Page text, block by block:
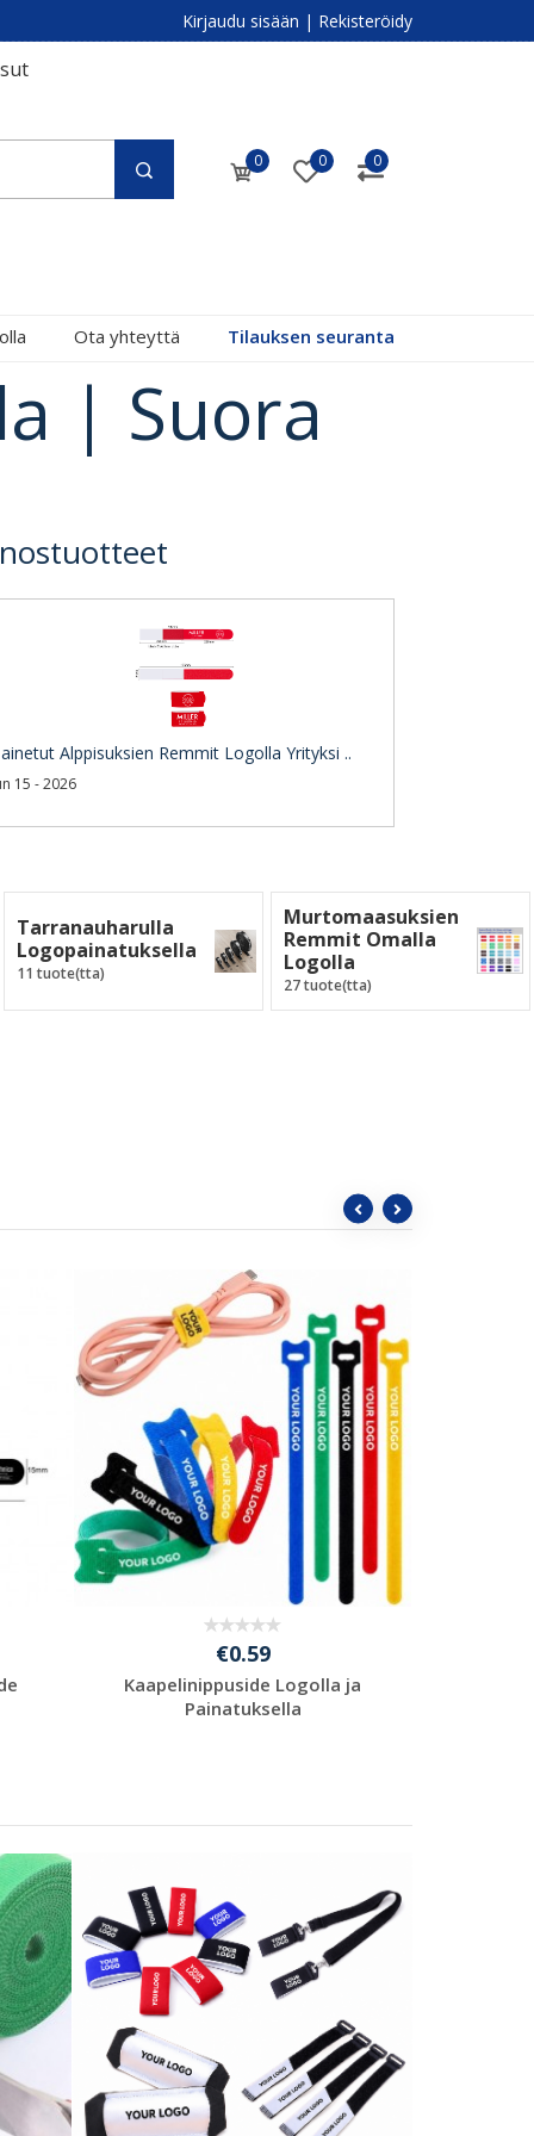
Kirjaudu sisään | Rekisteröidy
0 0 0
Ota yhteyttä Tilauksen seuranta
| Suora
Alppisuksien Remmit Logolla Yrityksi ..
15 - 2026
Tarranauharulla
Logopainatuksella
11 tuote(tta)
Murtomaasuksien
Remmit Omalla
Logolla
27 tuote(tta)
€0.59
Kaapelinippuside Logolla ja
Painatuksella